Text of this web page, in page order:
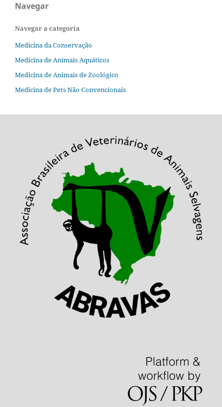
Navegar
Navegar a categoria
Medicina da Conservação
Medicina de Animais Aquáticos
Medicina de Animais de Zoológico
Medicina de Pets Não Convencionais